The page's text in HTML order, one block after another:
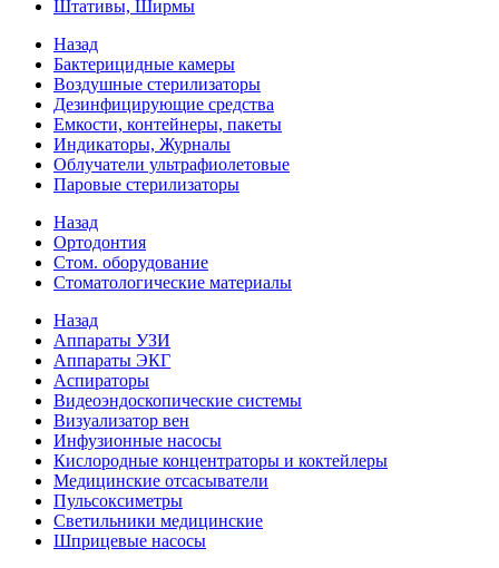
Штативы, Ширмы
Назад
Бактерицидные камеры
Воздушные стерилизаторы
Дезинфицирующие средства
Емкости, контейнеры, пакеты
Индикаторы, Журналы
Облучатели ультрафиолетовые
Паровые стерилизаторы
Назад
Ортодонтия
Стом. оборудование
Стоматологические материалы
Назад
Аппараты УЗИ
Аппараты ЭКГ
Аспираторы
Видеоэндоскопические системы
Визуализатор вен
Инфузионные насосы
Кислородные концентраторы и коктейлеры
Медицинские отсасыватели
Пульсоксиметры
Светильники медицинские
Шприцевые насосы